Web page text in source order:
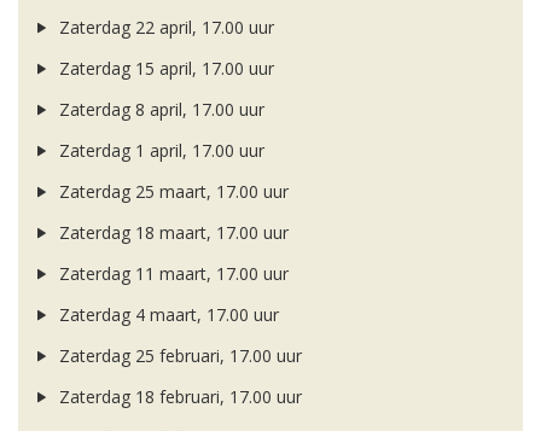
Zaterdag 22 april, 17.00 uur
Zaterdag 15 april, 17.00 uur
Zaterdag 8 april, 17.00 uur
Zaterdag 1 april, 17.00 uur
Zaterdag 25 maart, 17.00 uur
Zaterdag 18 maart, 17.00 uur
Zaterdag 11 maart, 17.00 uur
Zaterdag 4 maart, 17.00 uur
Zaterdag 25 februari, 17.00 uur
Zaterdag 18 februari, 17.00 uur